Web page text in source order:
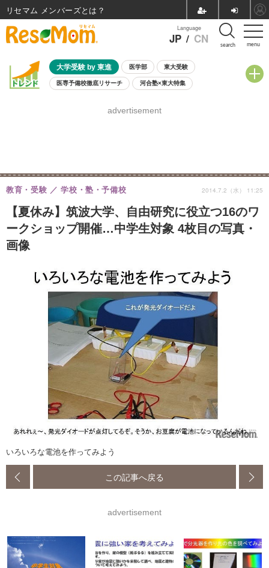
menu
Language
JP / CN search
大学受験 by 東進 医学部 東大受験
医専予備校徹底リサーチ 河合塾×東大特集
8月開催学校説明会・相談会
advertisement
【夏休み】筑波大学、自由研究に役立つ16のワ
ークショップ開催…中学生対象 4枚目の写真・
画像
教育・受験 学校・塾・予備校 2014.7.2（水） 11:25
いろいろな電池を作ってみよう
この記事へ戻る
advertisement
リセマム メンバーズ